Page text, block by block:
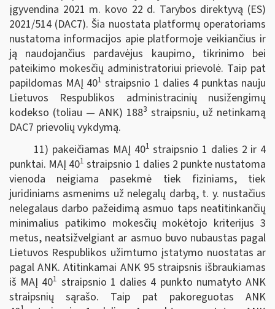
įgyvendina 2021 m. kovo 22 d. Tarybos direktyvą (ES)
2021/514 (DAC7). Šia nuostata platformų operatoriams
nustatoma informacijos apie platformoje veikiančius ir
ją naudojančius pardavėjus kaupimo, tikrinimo bei
pateikimo mokesčių administratoriui prievolė. Taip pat
papildomas MAĮ 401 straipsnio 1 dalies 4 punktas nauju
Lietuvos Respublikos administracinių nusižengimų
kodekso (toliau — ANK) 1883 straipsniu, už netinkamą
DAC7 prievolių vykdymą.
11) pakeičiamas MAĮ 401 straipsnio 1 dalies 2 ir 4
punktai. MAĮ 401 straipsnio 1 dalies 2 punkte nustatoma
vienoda neigiama pasekmė tiek fiziniams, tiek
juridiniams asmenims už nelegalų darbą, t. y. nustačius
nelegalaus darbo pažeidimą asmuo taps neatitinkančių
minimalius patikimo mokesčių mokėtojo kriterijus 3
metus, neatsižvelgiant ar asmuo buvo nubaustas pagal
Lietuvos Respublikos užimtumo įstatymo nuostatas ar
pagal ANK. Atitinkamai ANK 95 straipsnis išbraukiamas
iš MAĮ 401 straipsnio 1 dalies 4 punkto numatyto ANK
straipsnių sąrašo. Taip pat pakoreguotas ANK